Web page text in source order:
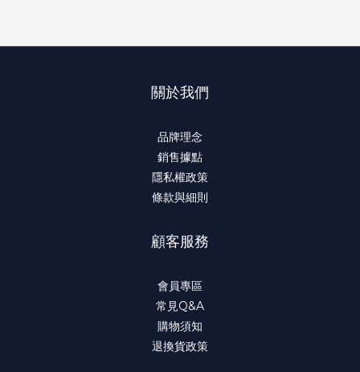
關於我們
品牌理念
銷售據點
隱私權政策
條款與細則
顧客服務
會員專區
常見Q&A
購物須知
退換貨政策